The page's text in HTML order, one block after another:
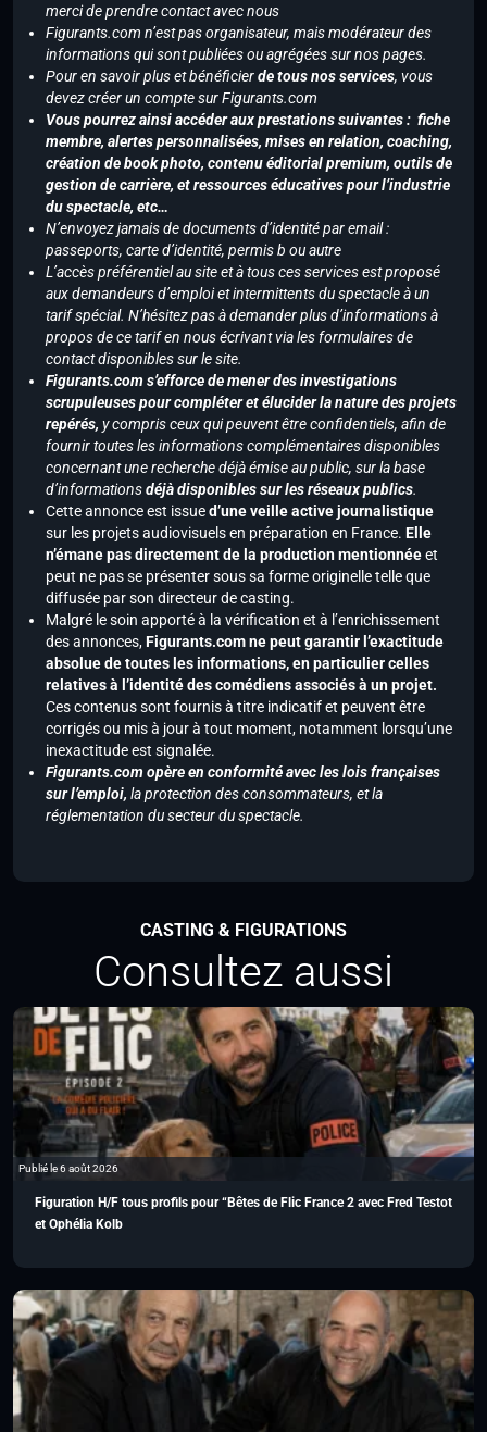
merci de prendre contact avec nous
Figurants.com n’est pas organisateur, mais modérateur des
informations qui sont publiées ou agrégées sur nos pages.
Pour en savoir plus et bénéficierde tous nos services, vous
devez créer un compte sur Figurants.com
Vous pourrez ainsi accéder aux prestations suivantes : fiche
membre, alertes personnalisées, mises en relation, coaching,
création de book photo, contenu éditorial premium, outils de
gestion de carrière, et ressources éducatives pour l’industrie
du spectacle, etc…
N’envoyez jamais de documents d’identité par email :
passeports, carte d’identité, permis b ou autre
L’accès préférentiel au site et à tous ces services est proposé
aux demandeurs d’emploi et intermittents du spectacle à un
tarif spécial. N’hésitez pas à demander plus d’informations à
propos de ce tarif en nous écrivant via les formulaires de
contact disponibles sur le site.
Figurants.com s’efforce de mener des investigations
scrupuleuses pour compléter et élucider la nature des projets
repérés, y compris ceux qui peuvent être confidentiels, afin de
fournir toutes les informations complémentaires disponibles
concernant une recherche déjà émise au public, sur la base
d’informationsdéjà disponibles sur les réseaux publics.
Cette annonce est issued’une veille active journalistique
sur les projets audiovisuels en préparation en France. Elle
n’émane pas directement de la production mentionnéeet
peut ne pas se présenter sous sa forme originelle telle que
diffusée par son directeur de casting.
Malgré le soin apporté à la vérification et à l’enrichissement
des annonces,Figurants.com ne peut garantir l’exactitude
absolue de toutes les informations, en particulier celles
relatives à l’identité des comédiens associés à un projet.
Ces contenus sont fournis à titre indicatif et peuvent être
corrigés ou mis à jour à tout moment, notamment lorsqu’une
inexactitude est signalée.
Figurants.com opère en conformité avec les lois françaises
sur l’emploi, la protection des consommateurs, et la
réglementation du secteur du spectacle.
CASTING & FIGURATIONS
Consultez aussi
Publié le 6 août 2026
Figuration H/F tous profils pour “Bêtes de Flic France 2 avec Fred Testot
et Ophélia Kolb